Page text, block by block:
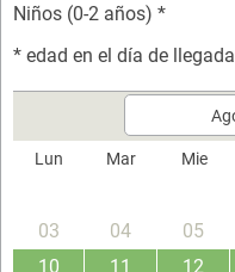
Niños (0-2 años) *
* edad en el día de llegada
Lun Mar Mie
03
04 05
10
11 12